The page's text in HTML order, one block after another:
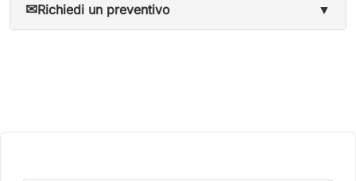
✉Richiedi un preventivo ▼